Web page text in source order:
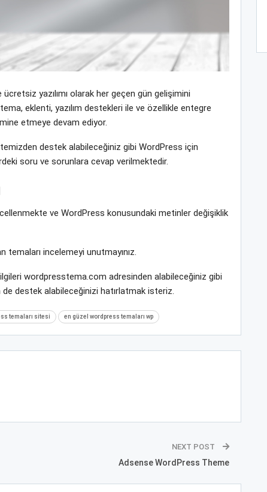
yazılımı olarak her geçen gün gelişimini
eklenti, yazılım destekleri ile ve özellikle entegre
etmeye devam ediyor.
destek alabileceğiniz gibi WordPress için
soru ve sorunlara cevap verilmektedir.
ve WordPress konusundaki metinler değişiklik
incelemeyi unutmayınız.
wordpresstema.com adresinden alabileceğiniz gibi
de destek alabileceğinizi hatırlatmak isteriz.
temaları sitesi en güzel wordpress temaları wp
NEXT POST
Adsense WordPress Theme